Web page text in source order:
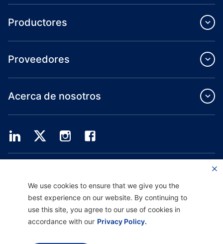
Productores
Proveedores
Acerca de nosotros
Providence Health Assurance es un HMO, HMO-POS y HMO SNP con contratos
depende de la renovación del contrato.
We use cookies to ensure that we give you the
best experience on our website. By continuing to
use this site, you agree to our use of cookies in
accordance with our Privacy Policy.